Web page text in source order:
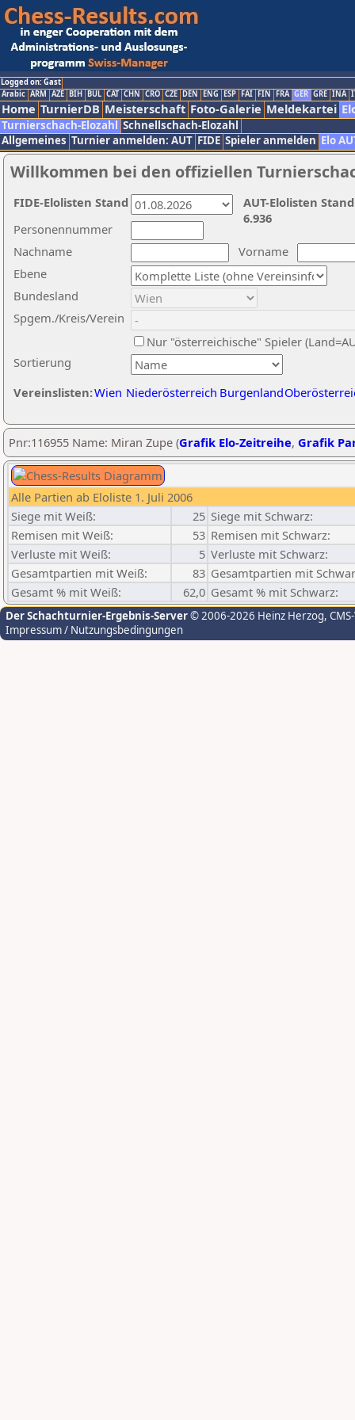
Logged on: Gast
Arabic ARM AZE BIH BUL CAT CHN CRO CZE DEN ENG ESP FAI FIN FRA GER GRE INA
Home TurnierDB Meisterschaft Foto-Galerie Meldekartei
Turnierschach-Elozahl Schnellschach-Elozahl
Allgemeines Turnier anmelden: AUT FIDE Spieler anmelden Elo
Willkommen bei den offiziellen
Nachname
Vorname
Ebene
Sortierung
Personennummer
Bundesland
Spgem./Kreis/Verein
Nur "österreichische" Spieler
Vereinslisten:Wien Niederösterreich Burgenland
AUT-Elolisten
6.936
FIDE-Elolisten Stand
Pnr:116955 Name: Miran Zupe (Grafik Elo-Zeitreihe, Grafik
Alle Partien ab Eloliste 1. Juli 2006
Siege mit Weiß:
25 Siege mit Schwarz:
Remisen mit Weiß:
53 Remisen mit Schwarz:
Verluste mit Weiß:
5 Verluste mit Schwarz:
Gesamtpartien mit Weiß:
83 Gesamtpartien mit
Gesamt % mit Weiß:
62,0 Gesamt % mit Schwarz:
Der Schachturnier-Ergebnis-Server© 2006-2026 Heinz Herzog,
Impressum / Nutzungsbedingungen